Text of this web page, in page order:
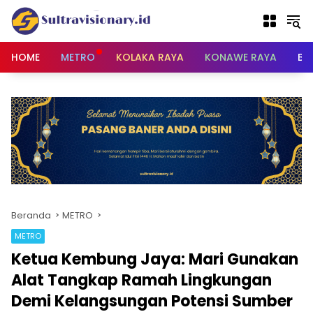
Langsung
konten
HOME
METRO KOLAKA RAYA KONAWE RAYA
Beranda METRO
METRO
Ketua Kembung Jaya: Mari Gunakan
Alat Tangkap Ramah Lingkungan
Demi Kelangsungan Potensi Sumber